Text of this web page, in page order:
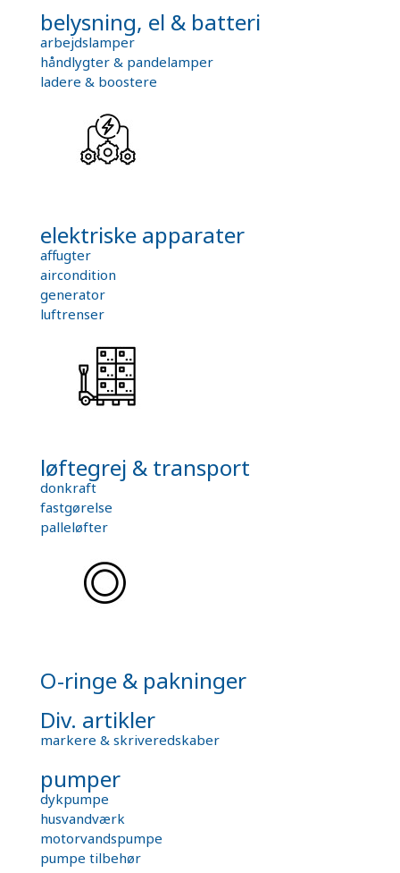
belysning, el & batteri
arbejdslamper
håndlygter & pandelamper
ladere & boostere
elektriske apparater
affugter
aircondition
generator
luftrenser
løftegrej & transport
donkraft
fastgørelse
palleløfter
O-ringe & pakninger
Div. artikler
markere & skriveredskaber
pumper
dykpumpe
husvandværk
motorvandspumpe
pumpe tilbehør